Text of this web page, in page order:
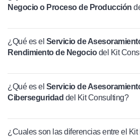
Negocio o Proceso de Producción
¿Qué es el Servicio de
Rendimiento de Negociodel Kit
¿Qué es el Servicio de
Ciberseguridad del Kit Consulting?
¿Cuales son las diferencias entre el Kit